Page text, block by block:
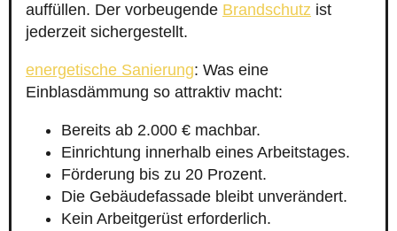
auffüllen. Der vorbeugende Brandschutz ist
jederzeit sichergestellt.
energetische Sanierung: Was eine
Einblasdämmung so attraktiv macht:
Bereits ab 2.000 € machbar.
Einrichtung innerhalb eines Arbeitstages.
Förderung bis zu 20 Prozent.
Die Gebäudefassade bleibt unverändert.
Kein Arbeitgerüst erforderlich.